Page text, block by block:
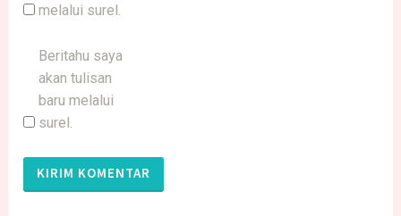
melalui surel.
Beritahu saya
akan tulisan
baru melalui
surel.